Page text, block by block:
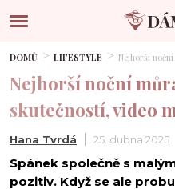
DOMŮ LIFESTYLE Nejhorší
Nejhorší noční
skutečností, video
Hana Tvrdá 25. dubna 2025
Spánek společně s
pozitiv. Když se ale